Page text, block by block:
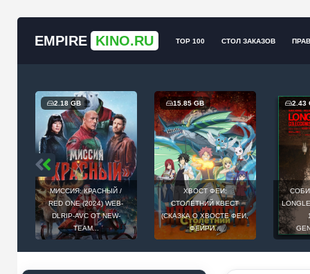
EMPIRE KINO.RU TOP 100 СТОЛ ЗАКАЗОВ
2.18 GB
МИССИЯ: КРАСНЫЙ /
RED ONE (2024) WEB-
DLRIP-AVC ОТ NEW-
TEAM...
15.85 GB
ХВОСТ ФЕИ:
СТОЛЕТНИЙ КВЕСТ
(СКАЗКА О ХВОСТЕ ФЕИ,
ФЕЙРИ...
2.43